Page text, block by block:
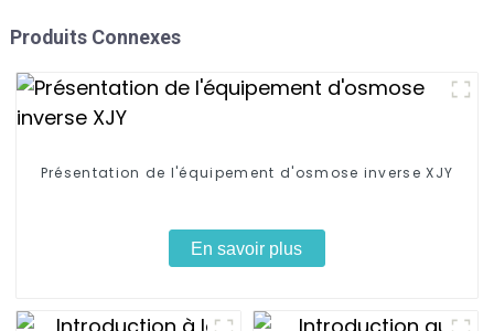
Produits Connexes
Présentation de l'équipement d'osmose inverse XJY
En savoir plus